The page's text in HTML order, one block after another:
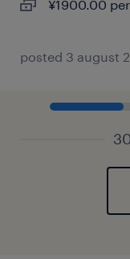
¥1900.00
posted 3 august